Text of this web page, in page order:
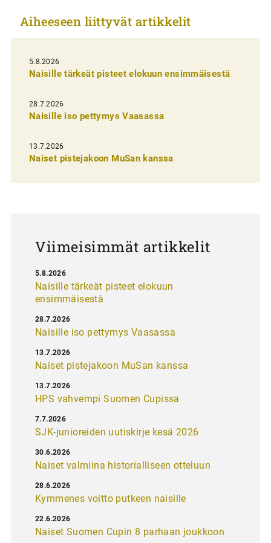
e
i
e
n
s
e
l
Aiheeseen liittyvät artikkelit
5.8.2026
Naisille tärkeät pisteet elokuun ensimmäisestä
28.7.2026
Naisille iso pettymys Vaasassa
13.7.2026
Naiset pistejakoon MuSan kanssa
Viimeisimmät artikkelit
Naisille tärkeät pisteet elokuun
ensimmäisestä
5.8.2026
Naisille iso pettymys Vaasassa
28.7.2026
Naiset pistejakoon MuSan kanssa
13.7.2026
HPS vahvempi Suomen Cupissa
13.7.2026
SJK-junioreiden uutiskirje kesä 2026
7.7.2026
Naiset valmiina historialliseen otteluun
30.6.2026
Kymmenes voitto putkeen naisille
28.6.2026
Naiset Suomen Cupin 8 parhaan joukkoon
22.6.2026